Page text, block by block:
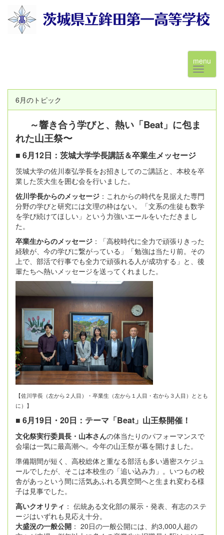
menu
6月のトピック
～響き合う学びと、熱い「Beat」に包ま
れた山王祭〜
■ 6月12日：茨城大学学長講話＆卒業生メッセージ
茨城大学の佐川泰弘学長をお招きしてのご講話と、本校を卒
業した茨大生を囲む会を行いました。
佐川学長からのメッセージ ：これからの時代を見据えた専門
分野の学びと研究には文理の枠はない。「文系の生徒も数学
を学び続けてほしい」という力強いエールをいただきまし
た。
卒業生からのメッセージ ：「高校時代に全力で頑張りきった
経験が、今の学びに繋がっている」「勉強は当たり前。その
上で、部活で行事でも全力で頑張れる人が成功する」と、後
輩たちへ熱いメッセージを送ってくれました。
【佐川学長（左から２人目）・卒業生（左から１人目・右から３人目）ととも
に）】
■ 6月19日・20日：テーマ「Beat」山王祭開催！
文化祭実行委員長・山本さんの体当たりのパフォーマンスで
会場は一気に最高潮へ。今年の山王祭が幕を開けました。
準備期間が短く、高校総体と重なる部活も多い過密スケジュ
ールでしたが、そこは本校生の「追い込み力」。いつもの校
舎があっという間に活気あふれる異空間へと生まれ変わる様
子は見事でした。
高いクオリティ ： 伝統ある文化部の展示・発表、有志のステ
ージはいずれも見応え十分。
大盛況の一般公開 ： 20日の一般公開には、約3,000人超の